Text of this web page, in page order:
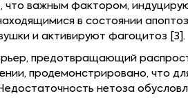
что важным фактором,
в состоянии
и активируют фагоцитоз [3].
предотвращающий
продемонстрировано, что
нетоза